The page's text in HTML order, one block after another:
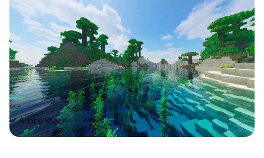
Adobe Stock